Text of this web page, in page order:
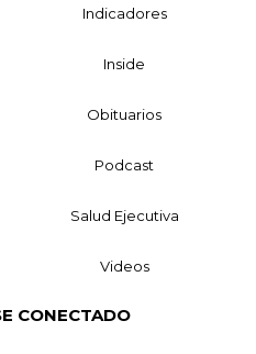
Indicadores
Inside
Obituarios
Podcast
Salud Ejecutiva
Videos
CONECTADO